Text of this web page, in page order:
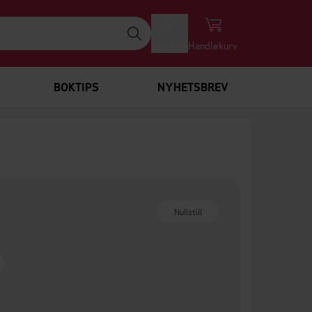
Handlekurv
BOKTIPS NYHETSBREV
Nullstill